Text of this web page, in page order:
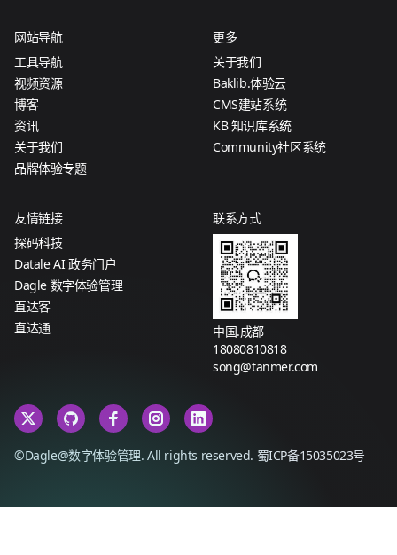
网站导航
工具导航
视频资源
博客
资讯
关于我们
品牌体验专题
更多
关于我们
Baklib.体验云
CMS建站系统
KB 知识库系统
Community社区系统
友情链接
探码科技
Datale AI 政务门户
Dagle 数字体验管理
直达客
直达通
联系方式
中国.成都
18080810818
song@tanmer.com
©Dagle@数字体验管理. All rights reserved. 蜀ICP备15035023号